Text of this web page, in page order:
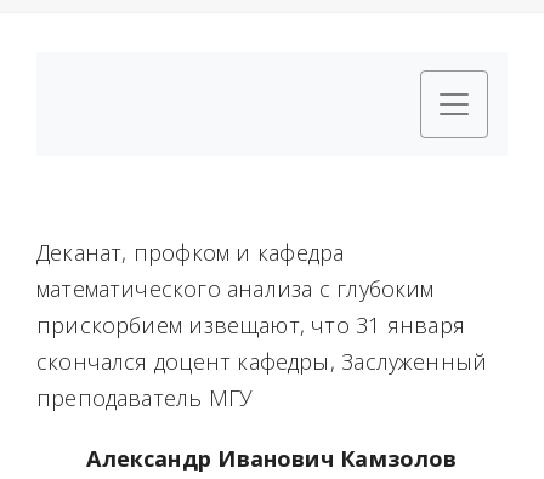
Деканат, профком и кафедра
математического анализа с глубоким
прискорбием извещают, что 31 января
скончался доцент кафедры, Заслуженный
преподаватель МГУ
Александр Иванович Камзолов